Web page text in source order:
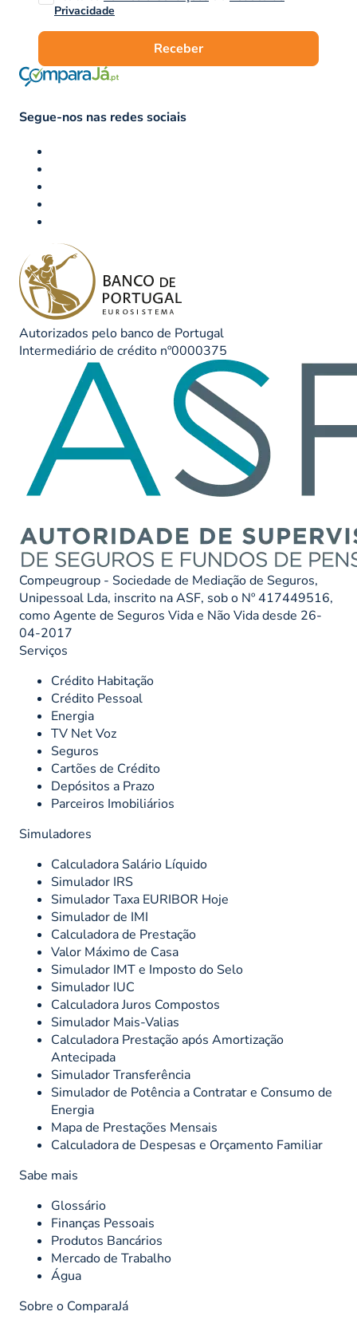
Privacidade
Receber
Segue-nos nas redes sociais
Autorizados pelo banco de Portugal
Intermediário de crédito nº0000375
Compeugroup - Sociedade de Mediação de Seguros,
Unipessoal Lda, inscrito na ASF, sob o Nº 417449516,
como Agente de Seguros Vida e Não Vida desde 26-
04-2017
Serviços
Crédito Habitação
Crédito Pessoal
Energia
TV Net Voz
Seguros
Cartões de Crédito
Depósitos a Prazo
Parceiros Imobiliários
Simuladores
Calculadora Salário Líquido
Simulador IRS
Simulador Taxa EURIBOR Hoje
Simulador de IMI
Calculadora de Prestação
Valor Máximo de Casa
Simulador IMT e Imposto do Selo
Simulador IUC
Calculadora Juros Compostos
Simulador Mais-Valias
Calculadora Prestação após Amortização
Antecipada
Simulador Transferência
Simulador de Potência a Contratar e Consumo de
Energia
Mapa de Prestações Mensais
Calculadora de Despesas e Orçamento Familiar
Sabe mais
Glossário
Finanças Pessoais
Produtos Bancários
Mercado de Trabalho
Água
Sobre o ComparaJá